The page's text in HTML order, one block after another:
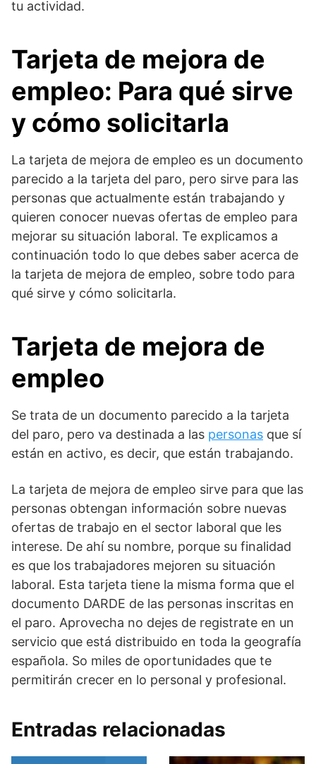
tu actividad.
Tarjeta de mejora de
empleo: Para qué sirve
y cómo solicitarla
La tarjeta de mejora de empleo es un documento
parecido a la tarjeta del paro, pero sirve para las
personas que actualmente están trabajando y
quieren conocer nuevas ofertas de empleo para
mejorar su situación laboral. Te explicamos a
continuación todo lo que debes saber acerca de
la tarjeta de mejora de empleo, sobre todo para
qué sirve y cómo solicitarla.
Tarjeta de mejora de
empleo
Se trata de un documento parecido a la tarjeta
del paro, pero va destinada a las personas que sí
están en activo, es decir, que están trabajando.
La tarjeta de mejora de empleo sirve para que las
personas obtengan información sobre nuevas
ofertas de trabajo en el sector laboral que les
interese. De ahí su nombre, porque su finalidad
es que los trabajadores mejoren su situación
laboral. Esta tarjeta tiene la misma forma que el
documento DARDE de las personas inscritas en
el paro. Aprovecha no dejes de registrate en un
servicio que está distribuido en toda la geografía
española. So miles de oportunidades que te
permitirán crecer en lo personal y profesional.
Entradas relacionadas